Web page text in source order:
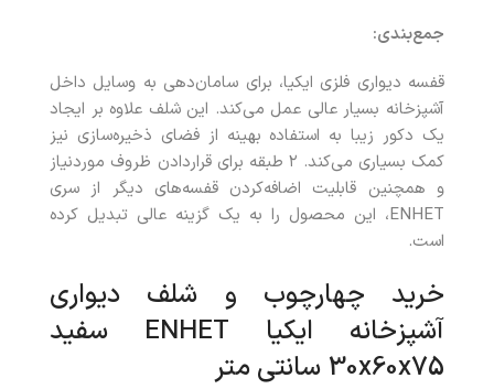
جمع‌بندی:
قفسه دیواری فلزی ایکیا، برای سامان‌دهی به وسایل داخل
آشپزخانه بسیار عالی عمل می‌کند. این شلف علاوه بر ایجاد
یک دکور زیبا به استفاده بهینه از فضای ذخیره‌سازی نیز
کمک بسیاری می‌کند. ۲ طبقه برای قراردادن ظروف موردنیاز
و همچنین قابلیت اضافه‌کردن قفسه‌های دیگر از سری
ENHET، این محصول را به یک گزینه عالی تبدیل کرده
است.
خرید چهارچوب و شلف دیواری
آشپزخانه ایکیا ENHET سفید
30x60x75 سانتی متر